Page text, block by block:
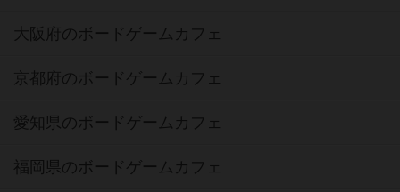
大阪府のボードゲームカフェ
京都府のボードゲームカフェ
愛知県のボードゲームカフェ
福岡県のボードゲームカフェ